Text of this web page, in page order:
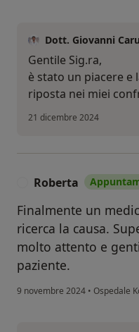
Dott. Giovanni
Gentile Sig.ra,
è stato un piacere e
riposta nei miei
21 dicembre 2024
Roberta
Finalmente un
ricerca la causa.
molto attento e
paziente.
9 novembre 2024 • Ospedale